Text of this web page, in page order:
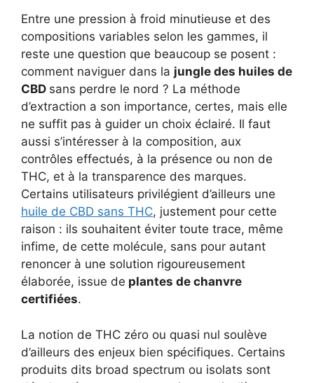
Entre une pression à froid minutieuse et des
compositions variables selon les gammes, il
reste une question que beaucoup se posent :
comment naviguer dans la jungle des huiles de
CBD sans perdre le nord ? La méthode
d’extraction a son importance, certes, mais elle
ne suffit pas à guider un choix éclairé. Il faut
aussi s’intéresser à la composition, aux
contrôles effectués, à la présence ou non de
THC, et à la transparence des marques.
Certains utilisateurs privilégient d’ailleurs une
huile de CBD sans THC, justement pour cette
raison : ils souhaitent éviter toute trace, même
infime, de cette molécule, sans pour autant
renoncer à une solution rigoureusement
élaborée, issue de plantes de chanvre
certifiées.
La notion de THC zéro ou quasi nul soulève
d’ailleurs des enjeux bien spécifiques. Certains
produits dits broad spectrum ou isolats sont